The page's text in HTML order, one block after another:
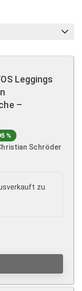
Leggings
–
%
Schröder
zu